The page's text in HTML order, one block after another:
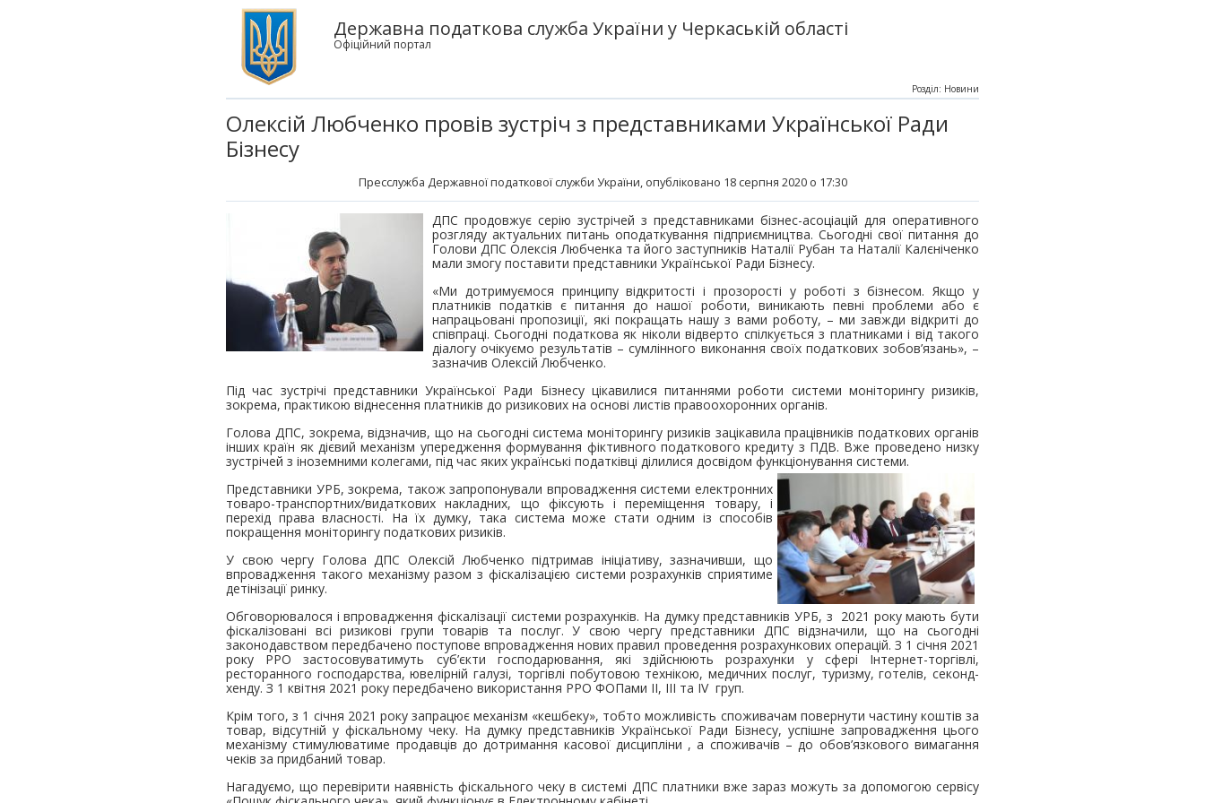
Державна податкова служба України у Черкаській області
Офіційний портал
Олексій Любченко провів зустріч з представниками Української Ради
Бізнесу
Пресслужба Державної податкової служби України, опубліковано 18 серпня 2020 о 17:30
Розділ: Новини
ДПС продовжує серію зустрічей з представниками бізнес-асоціацій для оперативного
розгляду актуальних питань оподаткування підприємництва. Сьогодні свої питання до
Голови ДПС Олексія Любченка та його заступників Наталії Рубан та Наталії Калєніченко
мали змогу поставити представники Української Ради Бізнесу.
«Ми дотримуємося принципу відкритості і прозорості у роботі з бізнесом. Якщо у
платників податків є питання до нашої роботи, виникають певні проблеми або є
напрацьовані пропозиції, які покращать нашу з вами роботу, – ми завжди відкриті до
співпраці. Сьогодні податкова як ніколи відверто спілкується з платниками і від такого
діалогу очікуємо результатів – сумлінного виконання своїх податкових зобов’язань», –
зазначив Олексій Любченко.
Під час зустрічі представники Української Ради Бізнесу цікавилися питаннями роботи системи моніторингу ризиків,
зокрема, практикою віднесення платників до ризикових на основі листів правоохоронних органів.
Голова ДПС, зокрема, відзначив, що на сьогодні система моніторингу ризиків зацікавила працівників податкових органів
інших країн як дієвий механізм упередження формування фіктивного податкового кредиту з ПДВ. Вже проведено низку
зустрічей з іноземними колегами, під час яких українські податківці ділилися досвідом функціонування системи.
Представники УРБ, зокрема, також запропонували впровадження системи електронних
товаро-транспортних/видаткових накладних, що фіксують і переміщення товару, і
перехід права власності. На їх думку, така система може стати одним із способів
покращення моніторингу податкових ризиків.
У свою чергу Голова ДПС Олексій Любченко підтримав ініціативу, зазначивши, що
впровадження такого механізму разом з фіскалізацією системи розрахунків сприятиме
детінізації ринку.
Обговорювалося і впровадження фіскалізації системи розрахунків. На думку представників УРБ, з 2021 року мають бути
фіскалізовані всі ризикові групи товарів та послуг. У свою чергу представники ДПС відзначили, що на сьогодні
законодавством передбачено поступове впровадження нових правил проведення розрахункових операцій. З 1 січня 2021
року РРО застосовуватимуть суб’єкти господарювання, які здійснюють розрахунки у сфері Інтернет-торгівлі,
ресторанного господарства, ювелірній галузі, торгівлі побутовою технікою, медичних послуг, туризму, готелів, секонд-
хенду. З 1 квітня 2021 року передбачено використання РРО ФОПами ІІ, ІІІ та ІV груп.
Крім того, з 1 січня 2021 року запрацює механізм «кешбеку», тобто можливість споживачам повернути частину коштів за
товар, відсутній у фіскальному чеку. На думку представників Української Ради Бізнесу, успішне запровадження цього
механізму стимулюватиме продавців до дотримання касової дисципліни , а споживачів – до обов’язкового вимагання
чеків за придбаний товар.
Нагадуємо, що перевірити наявність фіскального чеку в системі ДПС платники вже зараз можуть за допомогою сервісу